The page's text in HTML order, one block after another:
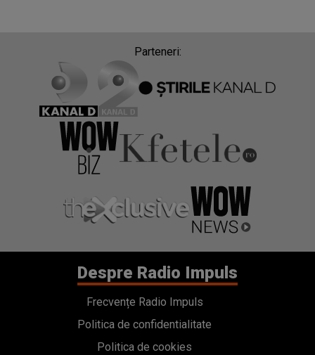
Parteneri:
Despre Radio Impuls
Frecvențe Radio Impuls
Politica de confidentialitate
Politica de cookies